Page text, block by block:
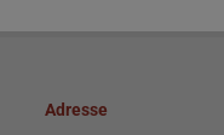
Adresse